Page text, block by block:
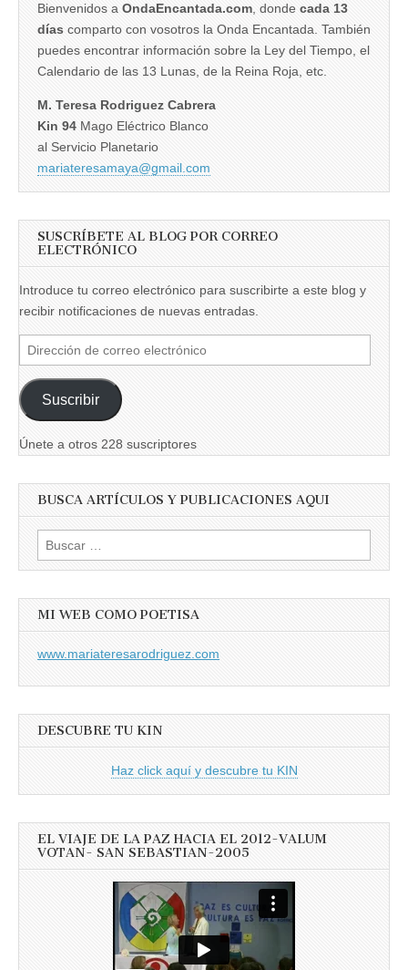
Bienvenidos a OndaEncantada.com, donde cada 13
días comparto con vosotros la Onda Encantada. También
puedes encontrar información sobre la Ley del Tiempo, el
Calendario de las 13 Lunas, de la Reina Roja, etc.
M. Teresa Rodriguez Cabrera
Kin 94 Mago Eléctrico Blanco
al Servicio Planetario
mariateresamaya@gmail.com
SUSCRÍBETE AL BLOG POR CORREO
ELECTRÓNICO
Introduce tu correo electrónico para suscribirte a este blog y
recibir notificaciones de nuevas entradas.
Dirección
de
correo
electrónico
Suscribir
Únete a otros 228 suscriptores
BUSCA ARTÍCULOS Y PUBLICACIONES AQUI
Buscar:
MI WEB COMO POETISA
www.mariateresarodriguez.com
DESCUBRE TU KIN
Haz click aquí y descubre tu KIN
EL VIAJE DE LA PAZ HACIA EL 2012-VALUM
VOTAN- SAN SEBASTIAN-2005